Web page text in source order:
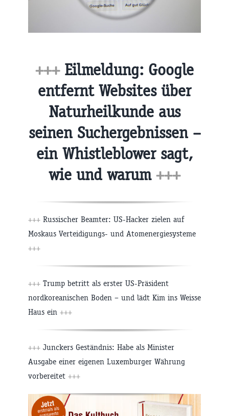
+++Eilmeldung: Google
entfernt Websites über
Naturheilkunde aus
seinen Suchergebnissen –
ein Whistleblower sagt,
wie und warum +++
+++ Russischer Beamter: US-Hacker zielen auf
Moskaus Verteidigungs- und Atomenergiesysteme
+++
+++ Trump betritt als erster US-Präsident
nordkoreanischen Boden – und lädt Kim ins Weisse
Haus ein +++
+++ Junckers Geständnis: Habe als Minister
Ausgabe einer eigenen Luxemburger Währung
vorbereitet +++